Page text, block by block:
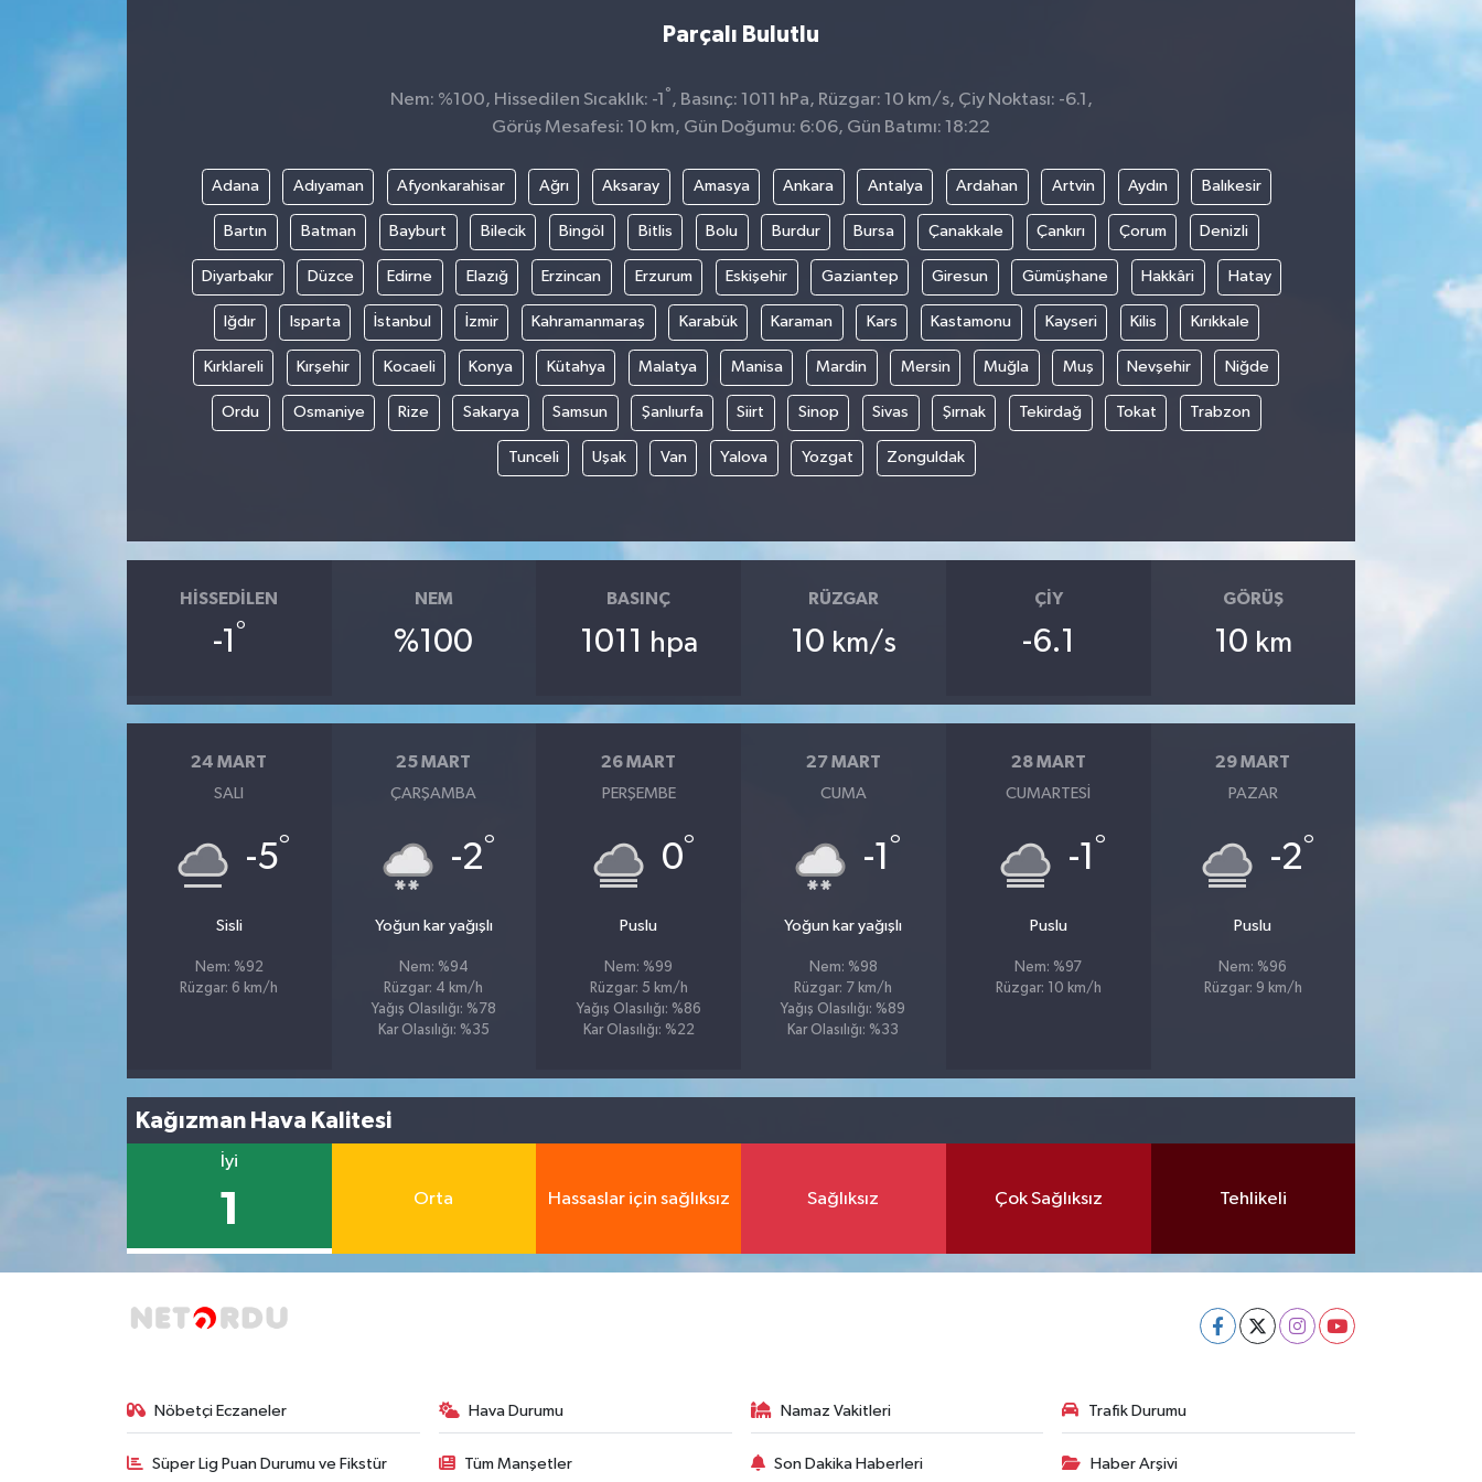
Parçalı Bulutlu
Nem: %100, Hissedilen Sıcaklık: -1 ° , Basınç: 1011 hPa, Rüzgar: 10 km/s, Çiy Noktası: -6.1,
Görüş Mesafesi: 10 km, Gün Doğumu: 6:06, Gün Batımı: 18:22
Adana Adıyaman Afyonkarahisar Ağrı Aksaray Amasya Ankara Antalya Ardahan Artvin Aydın Balıkesir
Bartın Batman Bayburt Bilecik Bingöl Bitlis Bolu Burdur Bursa Çanakkale Çankırı Çorum Denizli
Diyarbakır Düzce Edirne Elazığ Erzincan Erzurum Eskişehir Gaziantep Giresun Gümüşhane Hakkâri Hatay
Iğdır Isparta İstanbul İzmir Kahramanmaraş Karabük Karaman Kars Kastamonu Kayseri Kilis Kırıkkale
Kırklareli Kırşehir Kocaeli Konya Kütahya Malatya Manisa Mardin Mersin Muğla Muş Nevşehir Niğde
Ordu Osmaniye Rize Sakarya Samsun Şanlıurfa Siirt Sinop Sivas Şırnak Tekirdağ Tokat Trabzon
Tunceli Uşak Van Yalova Yozgat Zonguldak
HISSEDILEN
-1°
NEM
%100
BASINÇ
1011 hpa
RÜZGAR
10 km/s
ÇIY
-6.1
GÖRÜŞ
10 km
24 MART
SALI
-5°
Sisli
Nem: %92
Rüzgar: 6 km/h
25 MART
ÇARŞAMBA
-2°
Yoğun kar yağışlı
Nem: %94
Rüzgar: 4 km/h
Yağış Olasılığı: %78
Kar Olasılığı: %35
26 MART
PERŞEMBE
0°
Puslu
Nem: %99
Rüzgar: 5 km/h
Yağış Olasılığı: %86
Kar Olasılığı: %22
27 MART
CUMA
-1 °
Yoğun kar yağışlı
Nem: %98
Rüzgar: 7 km/h
Yağış Olasılığı: %89
Kar Olasılığı: %33
28 MART
CUMARTESI
-1 °
Puslu
Nem: %97
Rüzgar: 10 km/h
29 MART
PAZAR
-2°
Puslu
Nem: %96
Rüzgar: 9 km/h
Kağızman Hava Kalitesi
İyi
1 Orta Hassaslar için sağlıksız Sağlıksız Çok Sağlıksız Tehlikeli
Nöbetçi Eczaneler Hava Durumu Namaz Vakitleri Trafik Durumu
Süper Lig Puan Durumu ve Fikstür Tüm Manşetler Son Dakika Haberleri Haber Arşivi
KADIN
OTOMOBİL